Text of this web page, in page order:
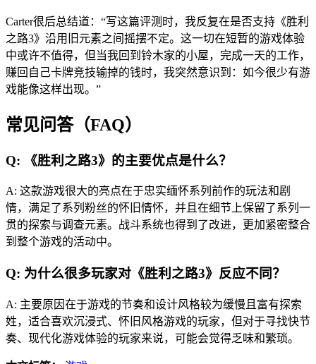
Carter很后总结道：“写这篇评测时，我反复在是否支持《胜利
之路3》沿用旧元素之间摇摆不定。这一切在短暂的游戏体验
中或许不值得，但当我回到铃木家的小屋，完成一天的工作，
赚回自己卡牌竞技输掉的钱时，我突然意识到：如今很少有游
戏能像这样出现。”
常见问答（FAQ）
Q: 《胜利之路3》的主要优点是什么？
A: 这款游戏很大的亮点在于忠实缅怀系列前作的玩法和剧
情，满足了系列粉丝的怀旧情怀，并且在细节上保留了系列一
贯的探索与调查元素。战斗系统也得到了改进，更加紧密整合
到整个游戏的活动中。
Q: 为什么很多玩家对《胜利之路3》反应不同？
A: 主要原因在于游戏的节奏和设计风格较为缓慢且富有探索
姓，适合喜欢沉浸式、怀旧风格游戏的玩家，但对于寻找快节
奏、现代化游戏体验的玩家来说，可能会觉得乏味和繁琐。